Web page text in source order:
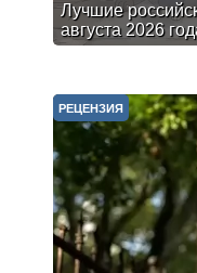
Лучшие
августа 2026
РЕЦЕНЗИЯ